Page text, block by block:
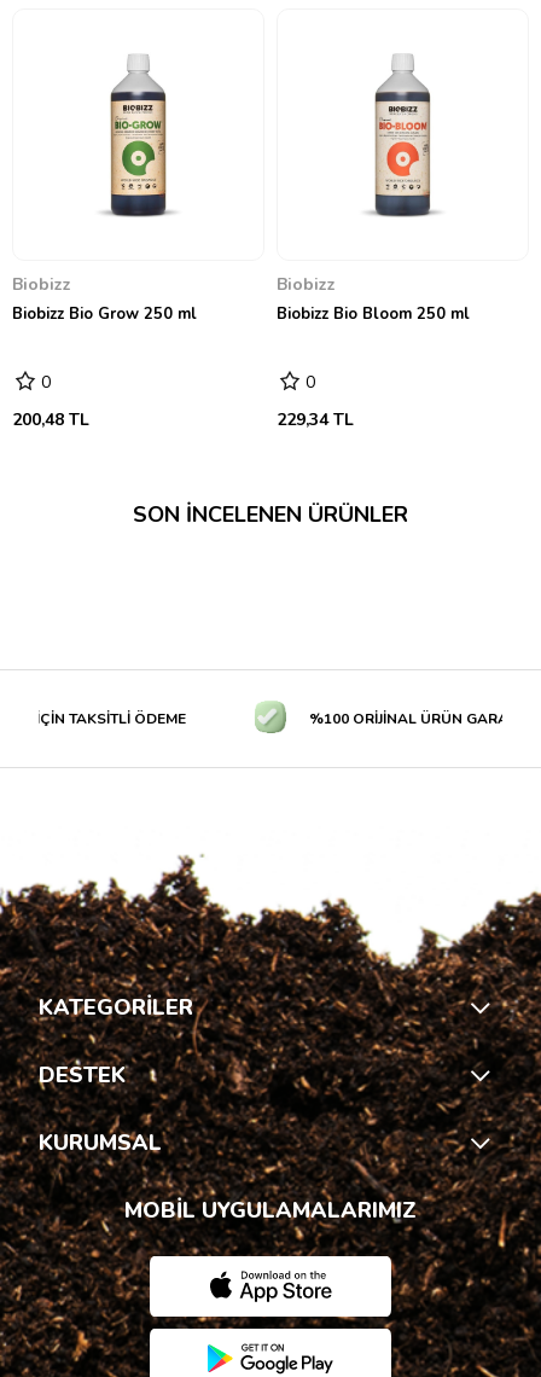
çiçeklenme döneminde, 2-5ml’lik ürün 1 Litre suda seyreltilerek
kullanılır. Ayrıca 1-3ml BioBizz Alg-A-Mic 1 Litre suda seyreltilerek
yaprak spreyi olarak da kullanılabilir. Kesinlikle şişeden direk kullanıma
uygun değildir. Her zaman bütün besinleri, uyarıcıları ve destek
maddelerini besleme suyuna ekleyin, ardından iyice karıştırıp bir süre
Önerildiği gibi diğer BioBizz gübreler ile birlikte kullanımında doğal
→Kullanım Tablosu İçin Tıklayınız ←
Biobizz
Biobizz Bio Grow 250 ml
0
200,48 TL
Biobizz
Biobizz Bio Bloom 250 ml
0
229,34 TL
SON İNCELENEN ÜRÜNLER
İÇİN TAKSİTLİ ÖDEME %100 ORİJİNAL ÜRÜN GARANTİSİ
KATEGORİLER
DESTEK
KURUMSAL
MOBİL UYGULAMALARIMIZ